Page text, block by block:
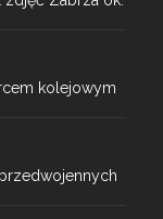
kolejowym